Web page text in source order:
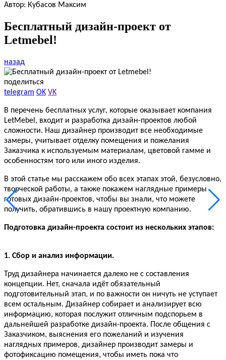
Автор: Кубасов Максим
Бесплатный дизайн-проект от
Letmebel!
назад
поделиться
telegram OK VK
В перечень бесплатных услуг, которые оказывает компания
LetMebel, входит и разработка дизайн-проектов любой
сложности. Наш дизайнер производит все необходимые
замеры, учитывает отделку помещения и пожелания
Заказчика к используемым материалам, цветовой гамме и
особенностям того или иного изделия.
В этой статье мы расскажем обо всех этапах этой, безусловно,
творческой работы, а также покажем наглядные примеры
готовых дизайн-проектов, чтобы вы знали, что можете
получить, обратившись в нашу проектную компанию.
Подготовка дизайн-проекта состоит из нескольких этапов:
1. Сбор и анализ информации.
Труд дизайнера начинается далеко не с составления
концепции. Нет, сначала идёт обязательный
подготовительный этап, и по важности он ничуть не уступает
всем остальным. Дизайнер собирает и анализирует всю
информацию, которая послужит отличным подспорьем в
дальнейшей разработке дизайн-проекта. После общения с
Заказчиком, выяснения его пожеланий и изучения
наглядных примеров, дизайнер производит замеры и
фотофиксацию помещения, чтобы иметь пока что